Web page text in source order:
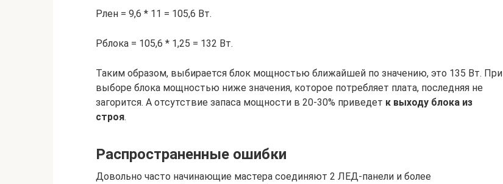
Pлен = 9,6 * 11 = 105,6 Вт.
Pблока = 105,6 * 1,25 = 132 Вт.
Таким образом, выбирается блок мощностью ближайшей по значению, это 135 Вт. При
выборе блока мощностью ниже значения, которое потребляет плата, последняя не
загорится. А отсутствие запаса мощности в 20-30% приведет к выходу блока из
строя.
Распространенные ошибки
Довольно часто начинающие мастера соединяют 2 ЛЕД-панели и более